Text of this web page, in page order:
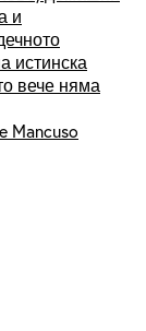
и
истинска
вече няма
Mancuso